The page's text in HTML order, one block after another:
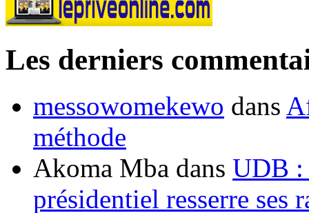
Les derniers
messowomekewo dans
méthode
Akoma Mba dans UDB :
présidentiel resserre ses